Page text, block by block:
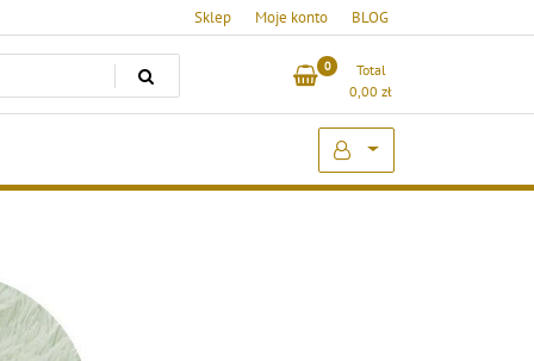
Sklep Moje konto BLOG
0
Total
0,00 zł